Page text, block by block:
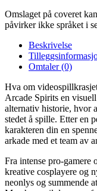
Omslaget på coveret
påvirker ikke språket i
Beskrivelse
Omtaler (0)
Hva om
Arcade Spirits en
alternativ historie, hvor
stedet å spille. Etter en
karakteren din en
arkade med et team av
Fra intense pro-gamere
kreative cosplayere og
neonlys og summende